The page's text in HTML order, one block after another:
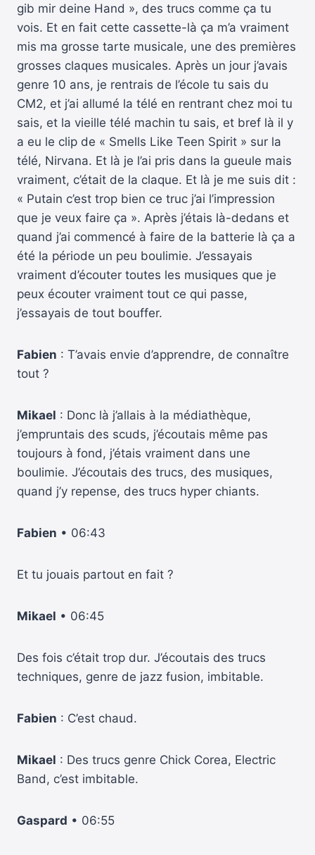
gib mir deine Hand », des trucs comme ça tu
vois. Et en fait cette cassette-là ça m’a vraiment
mis ma grosse tarte musicale, une des premières
grosses claques musicales. Après un jour j’avais
genre 10 ans, je rentrais de l’école tu sais du
CM2, et j’ai allumé la télé en rentrant chez moi tu
sais, et la vieille télé machin tu sais, et bref là il y
a eu le clip de « Smells Like Teen Spirit » sur la
télé, Nirvana. Et là je l’ai pris dans la gueule mais
vraiment, c’était de la claque. Et là je me suis dit :
« Putain c’est trop bien ce truc j’ai l’impression
que je veux faire ça ». Après j’étais là-dedans et
quand j’ai commencé à faire de la batterie là ça a
été la période un peu boulimie. J’essayais
vraiment d’écouter toutes les musiques que je
peux écouter vraiment tout ce qui passe,
j’essayais de tout bouffer.
Fabien : T’avais envie d’apprendre, de connaître
tout ?
Mikael : Donc là j’allais à la médiathèque,
j’empruntais des scuds, j’écoutais même pas
toujours à fond, j’étais vraiment dans une
boulimie. J’écoutais des trucs, des musiques,
quand j’y repense, des trucs hyper chiants.
Fabien • 06:43
Et tu jouais partout en fait ?
Mikael • 06:45
Des fois c’était trop dur. J’écoutais des trucs
techniques, genre de jazz fusion, imbitable.
Fabien : C’est chaud.
Mikael : Des trucs genre Chick Corea, Electric
Band, c’est imbitable.
Gaspard • 06:55